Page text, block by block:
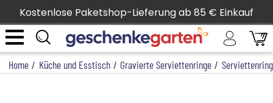
Kostenlose Paketshop-Lieferung ab 85 € Einkauf
Home / Küche und Esstisch / Gravierte Serviettenringe /